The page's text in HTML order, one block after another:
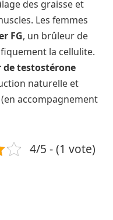
des graisse et
Les femmes
FG, un brûleur de
la cellulite.
de testostérone
naturelle et
accompagnement
4/5 - (1 vote)